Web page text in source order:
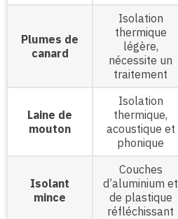
Plumes de
canard
Isolation
thermique
légère,
nécessite un
traitement
Laine de
mouton
Isolation
thermique,
acoustique et
phonique
Isolant
mince
Couches
d’aluminium et
de plastique
réfléchissant